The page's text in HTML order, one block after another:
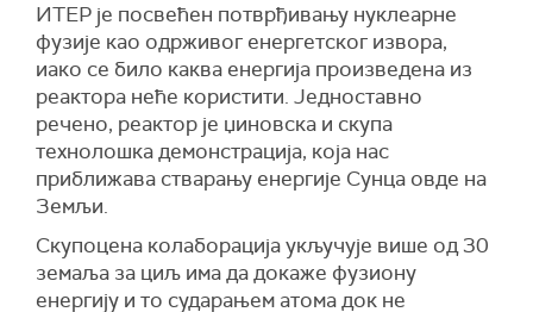
ИТЕР је посвећен потврђивању нуклеарне
фузије као одрживог енергетског извора,
иако се било каква енергија произведена из
реактора неће користити. Једноставно
речено, реактор је џиновска и скупа
технолошка демонстрација, која нас
приближава стварању енергије Сунца овде на
Земљи.
Скупоцена колаборација укључује више од 30
земаља за циљ има да докаже фузиону
енергију и то сударањем атома док не